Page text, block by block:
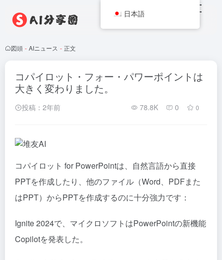
図頭 - AIニュース - 正文
コパイロット・フォー・パワーポイントは
大きく変わりました。
投稿：2年前 78.8K 0 0
コパイロット for PowerPointは、自然言語から直接
PPTを作成したり、他のファイル（Word、PDFまた
はPPT）からPPTを作成するのに十分強力です：
Ignite 2024で、マイクロソフトはPowerPointの新機能
Copilotを発表した。
日本語